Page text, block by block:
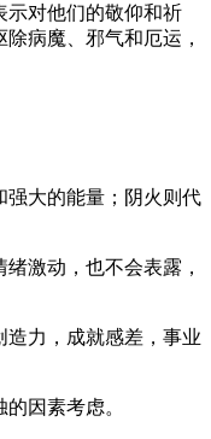
示对他们的敬仰和祈
病魔、邪气和厄运，
强大的能量；阴火则代
激动，也不会表露，
力，成就感差，事业
因素考虑。